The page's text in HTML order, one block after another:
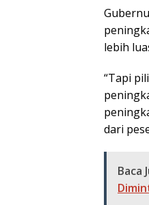
lebih
“Tapi
dari
Baca